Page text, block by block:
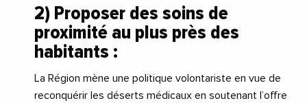
2) Proposer des soins de
proximité au plus près des
habitants :
La Région mène une politique volontariste en vue de
reconquérir les déserts médicaux en soutenant l’offre